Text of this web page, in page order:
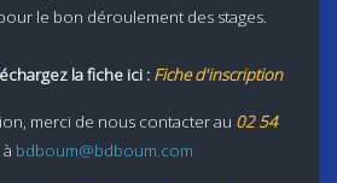
le bon déroulement des stages.
la fiche ici : Fiche d'inscription
merci de nous contacter au 02 54
bdboum@bdboum.com